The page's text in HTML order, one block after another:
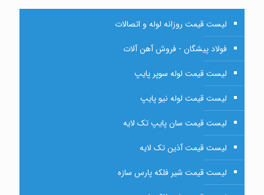
لیست قیمت روزانه لوله و اتصالات
فولاد پیشگان - فروش آهن آلات
لیست قیمت لوله سوپر پایپ
لیست قیمت لوله نیو پایپ
لیست قیمت سان پایپ تک لایه
لیست قیمت آذین تک لایه
لیست قیمت شیر فلکه پارس سازه